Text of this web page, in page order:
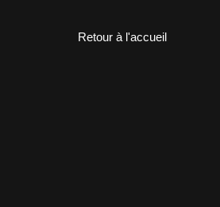
Retour à l'accueil